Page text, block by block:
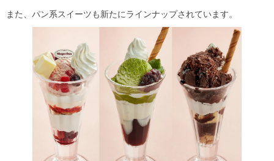
また、パン系スイーツも新たにラインナップされています。